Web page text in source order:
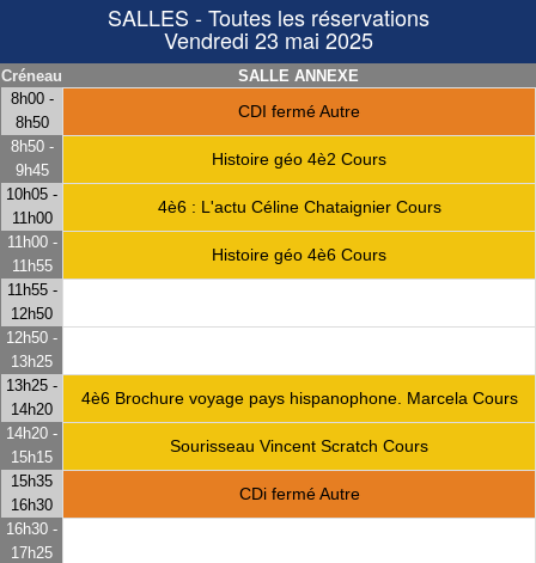
SALLES - Toutes les réservations
Vendredi 23 mai 2025
Créneau
SALLE ANNEXE
8h00 -
8h50
CDI fermé Autre
8h50 -
9h45
Histoire géo 4è2 Cours
10h05 -
11h00
4è6 : L'actu Céline Chataignier Cours
11h00 -
11h55
Histoire géo 4è6 Cours
11h55 -
12h50
12h50 -
13h25
13h25 -
14h20
4è6 Brochure voyage pays hispanophone. Marcela Cours
14h20 -
15h15
Sourisseau Vincent Scratch Cours
15h35
16h30
CDi fermé Autre
16h30 -
17h25